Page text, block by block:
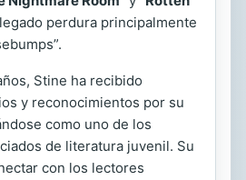
perdura principalmente
Stine ha recibido
y reconocimientos por su
como uno de los
de literatura juvenil. Su
con los lectores